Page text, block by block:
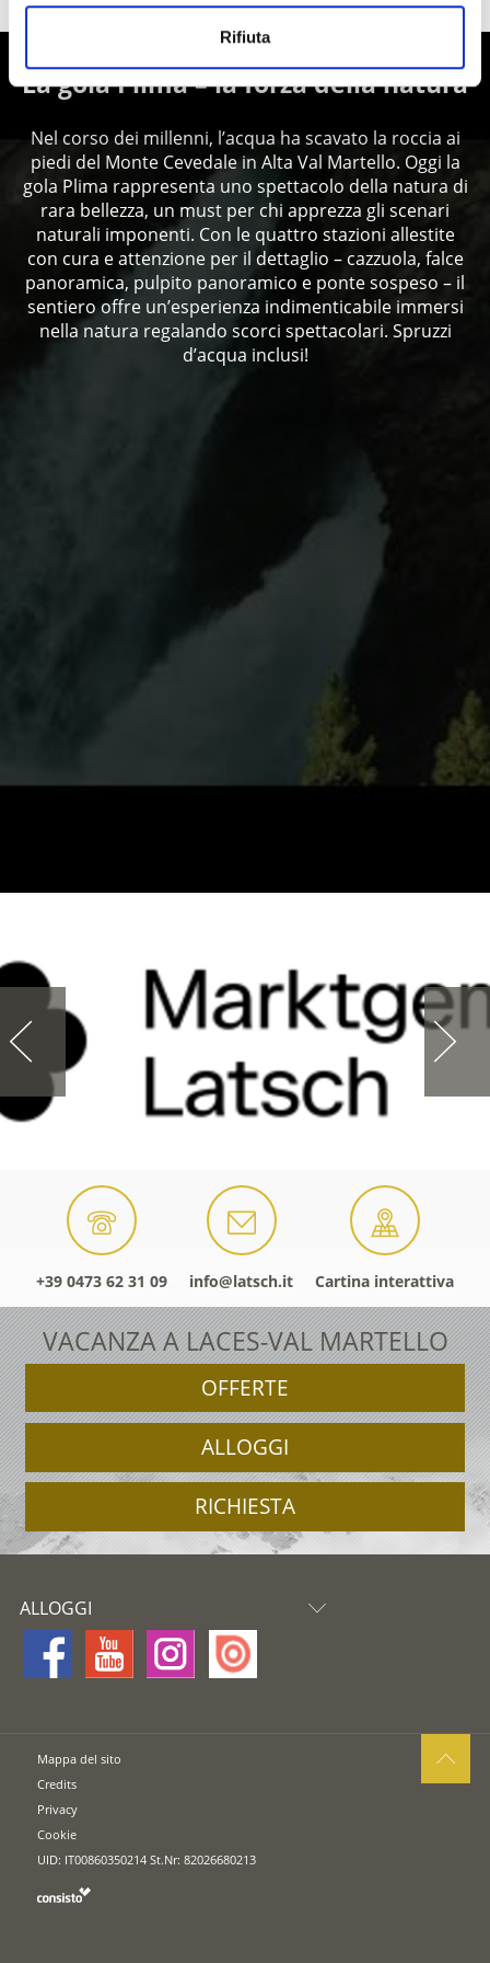
Rifiuta
La gola Plima – la forza della natura
Nel corso dei millenni, l’acqua ha scavato la roccia ai
piedi del Monte Cevedale in Alta Val Martello. Oggi la
gola Plima rappresenta uno spettacolo della natura di
rara bellezza, un must per chi apprezza gli scenari
naturali imponenti. Con le quattro stazioni allestite
con cura e attenzione per il dettaglio – cazzuola, falce
panoramica, pulpito panoramico e ponte sospeso – il
sentiero offre un’esperienza indimenticabile immersi
nella natura regalando scorci spettacolari. Spruzzi
d’acqua inclusi!
+39 0473 62 31 09 info@latsch.it Cartina interattiva
VACANZA A LACES-VAL MARTELLO
OFFERTE
ALLOGGI
RICHIESTA
ALLOGGI
Mappa del sito
Credits
Privacy
Cookie
UID: IT00860350214 St.Nr: 82026680213